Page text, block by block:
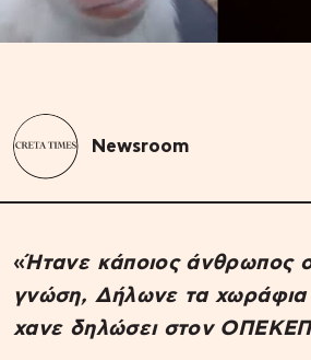
Newsroom
«Ήτανε κάποιος άνθρωπος
γνώση, Δήλωνε τα χωράφια
χανε δηλώσει στον